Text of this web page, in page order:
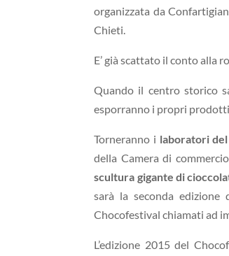
organizzata da
Chieti.
E’ già scattato il conto alla
Quando il centro storico
esporranno i propri
Torneranno i laboratori
della Camera di
scultura gigante di
sarà la seconda edizione
Chocofestival chiamati ad
L’edizione 2015 del